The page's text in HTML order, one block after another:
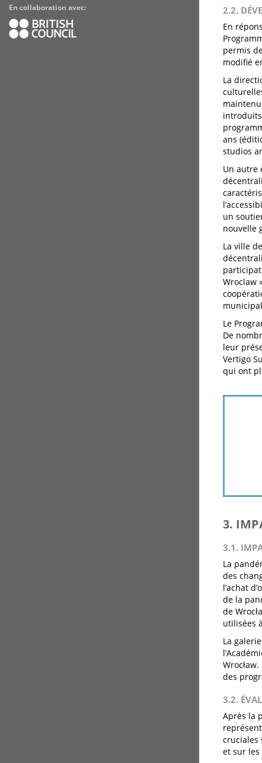
En collaboration avec: 2.2.
En
permis
modifié
La
ans
studios
Un autre
un
nouvelle
La ville
Wroclaw
Le
De
leur
Vertigo
qui ont
3.
3.1.
La
des
l’achat
de la
de
utilisées
La
des
3.2.
Après la
cruciales
et sur